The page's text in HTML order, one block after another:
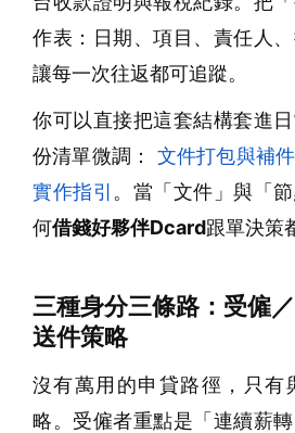
作表：日期、項目、責任人
讓每一次往返都可追蹤。
你可以直接把這套結構套進
份清單微調：
文件打包與補
實作指引 。當「文件」與「
何借錢好夥伴Dcard跟單決策
三種身分三條路：受僱
送件策略
沒有萬用的申貸路徑，只有
略。受僱者重點是「連續薪